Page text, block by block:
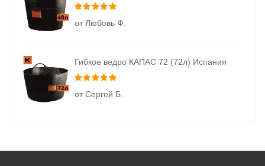
от Любовь Ф.
Гибкое ведро КАПАС 72 (72л) Испания
от Сергей Б.